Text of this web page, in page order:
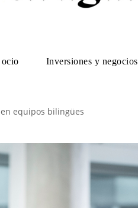
Inversiones y negocios
equipos bilingües